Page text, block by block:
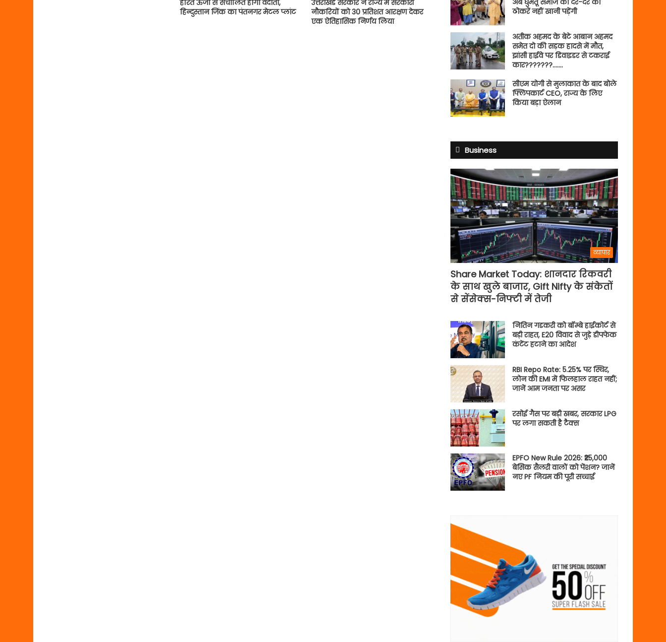
हरित ऊर्जा से संचालित होगा वेदांता,
हिन्दुस्तान जिंक का पंतनगर मेटल प्लांट
उत्तराखंड सरकार ने राज्य में सरकारी
नौकरियों को 30 प्रतिशत आरक्षण देकर
एक ऐतिहासिक निर्णय लिया
ठोकरें नहीं खानी पड़ेंगी
अतीक अहमद के बेटे आबान अहमद
समेत दो की सड़क हादसे में मौत,
झांसी हाईवे पर डिवाइडर से टकराई
कार???????…….
सीएम योगी से मुलाकात के बाद बोले
फ्लिपकार्ट CEO, राज्य के लिए
किया बड़ा ऐलान
Business
व्यापार
Share Market Today: शानदार रिकवरी
के साथ खुले बाजार, Gift Nifty के संकेतों
से सेंसेक्स-निफ्टी में तेजी
नितिन गडकरी को बॉम्बे हाईकोर्ट से
बड़ी राहत, E20 विवाद से जुड़े डीपफेक
कंटेंट हटाने का आदेश
RBI Repo Rate: 5.25% पर स्थिर,
लोन की EMI में फिलहाल राहत नहीं;
जानें आम जनता पर असर
रसोई गैस पर बड़ी खबर, सरकार LPG
पर लगा सकती है टैक्स
EPFO New Rule 2026: ₹25,000
बेसिक सैलरी वालों को पेंशन? जानें
नए PF नियम की पूरी सच्चाई